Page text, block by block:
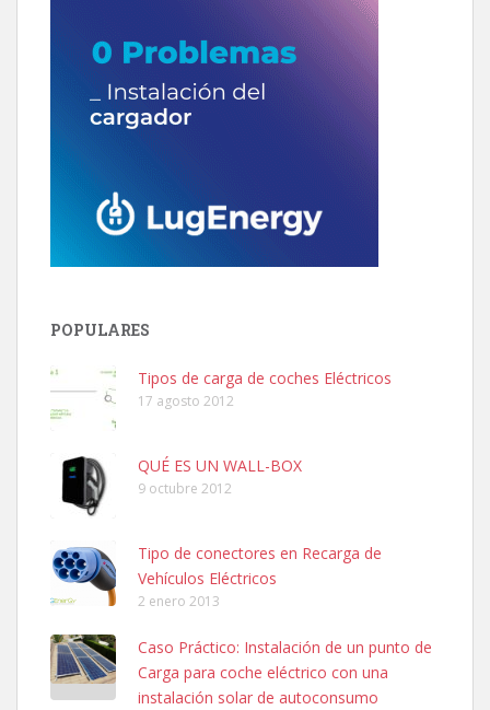
POPULARES
Tipos de carga de coches Eléctricos
17 agosto 2012
QUÉ ES UN WALL-BOX
9 octubre 2012
Tipo de conectores en Recarga de
Vehículos Eléctricos
2 enero 2013
Caso Práctico: Instalación de un punto de
Carga para coche eléctrico con una
instalación solar de autoconsumo